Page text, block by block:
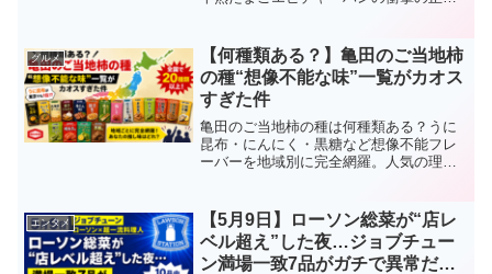
くまとめました。
グルメ
【何種類ある？】亀田のご当地柿
の種“想像不能な味”一覧がカオス
すぎた件
亀田のご当地柿の種は何種類ある？うに
昆布・にんにく・黒糖など想像不能フレ
ーバーを地域別に完全網羅。人気の理由
エンタメ
【5月9日】ローソン総菜が“店レ
ベル超え”した夜…ジョブチュー
ン満場一致7品がガチで異常だっ